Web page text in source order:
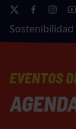
Sostenibilidad
EVENTOS